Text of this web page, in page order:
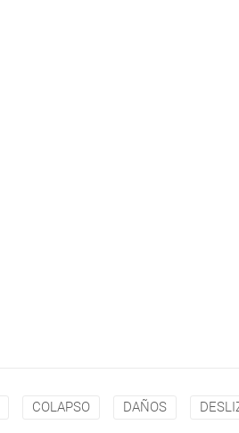
COLAPSO DAÑOS